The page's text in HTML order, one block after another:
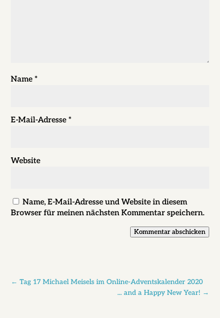
Name *
E-Mail-Adresse *
Website
Name, E-Mail-Adresse und Website in diesem
Browser für meinen nächsten Kommentar speichern.
Kommentar abschicken
←Tag 17 Michael Meisels im Online-Adventskalender 2020
... and a Happy New Year! →